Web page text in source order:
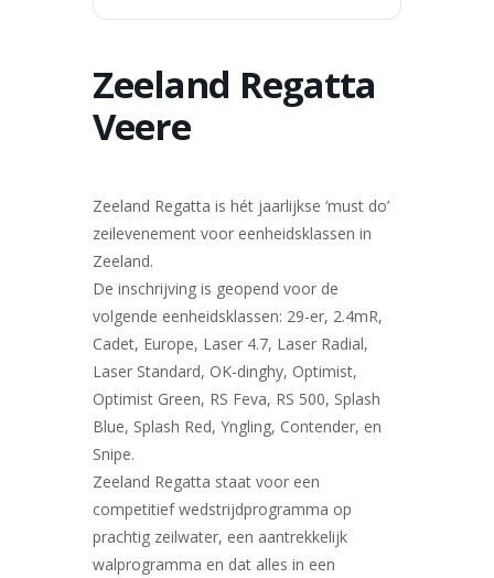
Zeeland Regatta
Veere
Zeeland Regatta is hét jaarlijkse ‘must do’
zeilevenement voor eenheidsklassen in
Zeeland.
De inschrijving is geopend voor de
volgende eenheidsklassen: 29-er, 2.4mR,
Cadet, Europe, Laser 4.7, Laser Radial,
Laser Standard, OK-dinghy, Optimist,
Optimist Green, RS Feva, RS 500, Splash
Blue, Splash Red, Yngling, Contender, en
Snipe.
Zeeland Regatta staat voor een
competitief wedstrijdprogramma op
prachtig zeilwater, een aantrekkelijk
walprogramma en dat alles in een